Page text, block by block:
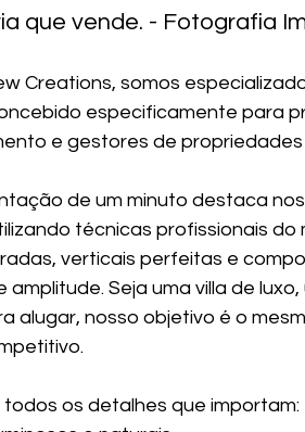
que vende. - Fotografia
Creations, somos
especificamente para
e gestores de propriedades
de um minuto destaca
técnicas profissionais do
verticais perfeitas e
amplitude. Seja uma villa de
alugar, nosso objetivo é o
os detalhes que importam: